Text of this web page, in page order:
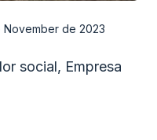
November de 2023
social, Empresa